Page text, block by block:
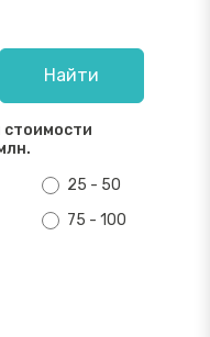
Найти
25 - 50
75 - 100